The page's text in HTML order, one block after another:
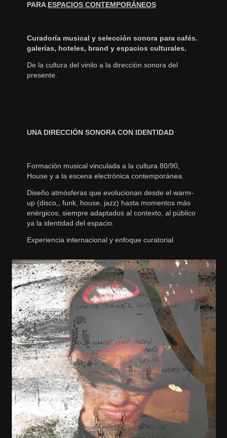
PARA ESPACIOS CONTEMPORÁNEOS
Curadoría musical y selección sonora para cafés.
galerías, hoteles, brand y espacios culturales.
De la cultura del vinilo a la dirección sonora del
presente.
UNA DIRECCIÓN SONORA CON IDENTIDAD
Formación musical vinculada a la cultura 80/90,
House y a la escena electrónica contemporánea.
Diseño atmósferas que evolucionan desde el warm-
up (disco,, funk, house, jazz) hasta momentos más
enérgicos, siempre adaptados al contexto, al público
ya la identidad del espacio.
Experiencia internacional y enfoque curatorial